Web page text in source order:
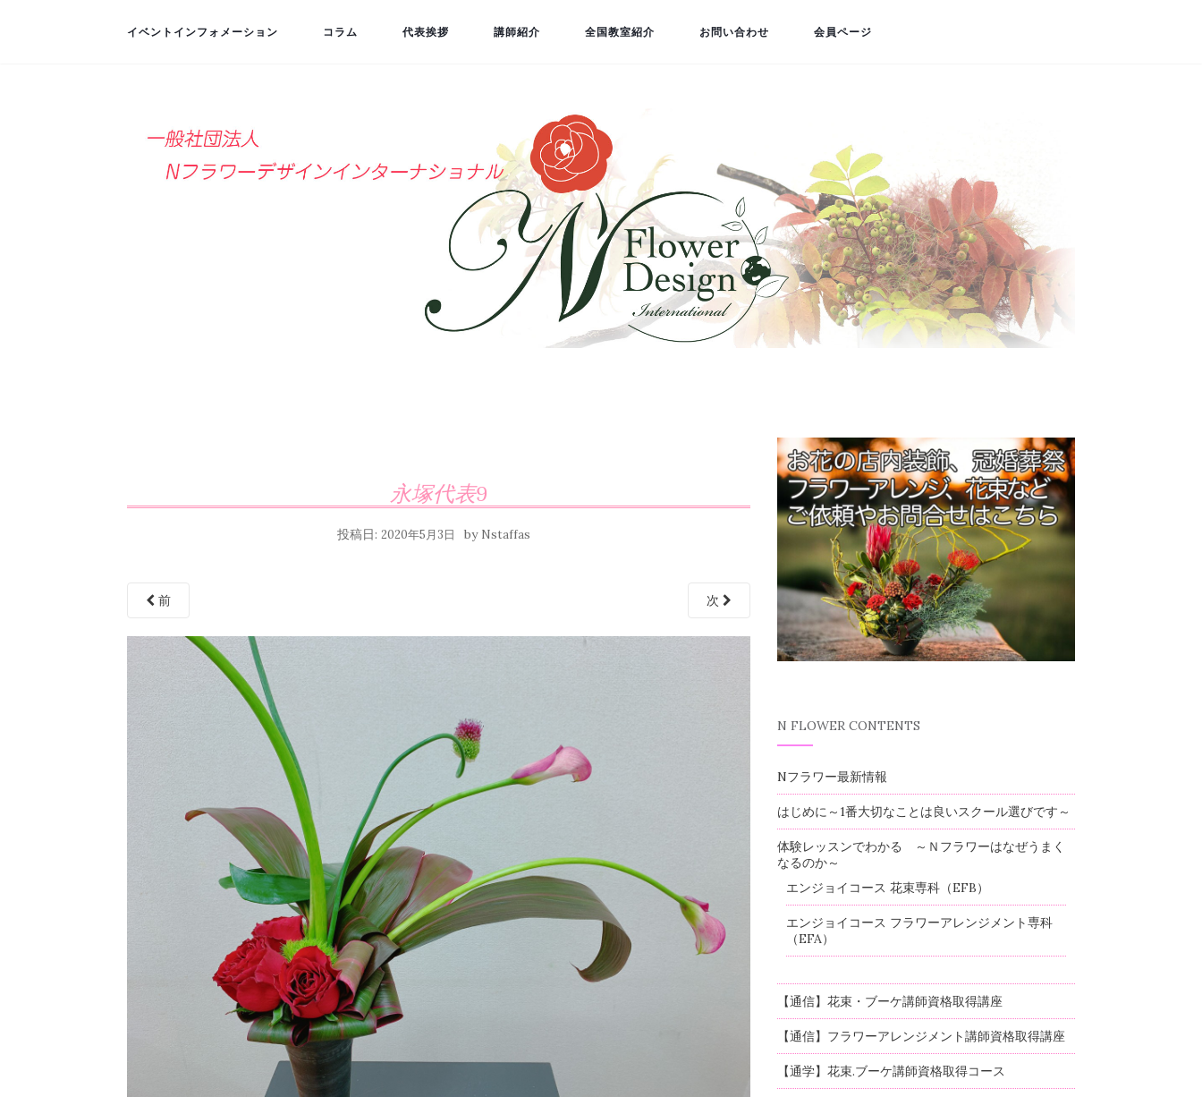
イベントインフォメーション コラム 代表挨拶 講師紹介 全国教室紹介 お問い合わせ 会員ページ
永塚代表9
投稿日:2020年5月3日 by Nstaffas
前 次
N FLOWER CONTENTS
Nフラワー最新情報
はじめに～1番大切なことは良いスクール選びです～
体験レッスンでわかる ～Ｎフラワーはなぜうまく
なるのか～
エンジョイコース 花束専科（EFB）
エンジョイコース フラワーアレンジメント専科
（EFA）
【通信】花束・ブーケ講師資格取得講座
【通信】フラワーアレンジメント講師資格取得講座
【通学】花束.ブーケ講師資格取得コース